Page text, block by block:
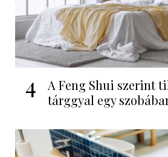
4
A Feng Shui szerint
tárggyal egy